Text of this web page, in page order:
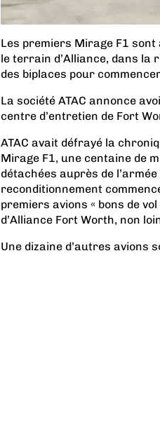
Les premiers Mirage F1
le terrain d’Alliance, dans la
des biplaces pour
La société ATAC annonce
centre d’entretien de Fort
ATAC avait défrayé la
Mirage F1, une centaine de
détachées auprès de l’armée
reconditionnement
premiers avions « bons de
d’Alliance Fort Worth, non
Une dizaine d’autres avions